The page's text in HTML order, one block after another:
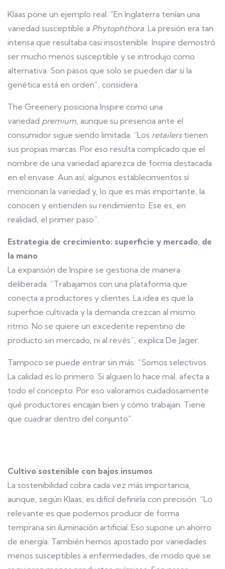
Klaas pone un ejemplo real. “En Inglaterra tenían una
variedad susceptible a Phytophthora. La presión era tan
intensa que resultaba casi insostenible. Inspire demostró
ser mucho menos susceptible y se introdujo como
alternativa. Son pasos que solo se pueden dar si la
genética está en orden”, considera.
The Greenery posiciona Inspire como una
variedad premium, aunque su presencia ante el
consumidor sigue siendo limitada. “Los retailerstienen
sus propias marcas. Por eso resulta complicado que el
nombre de una variedad aparezca de forma destacada
en el envase. Aun así, algunos establecimientos sí
mencionan la variedad y, lo que es más importante, la
conocen y entienden su rendimiento. Ese es, en
realidad, el primer paso”.
Estrategia de crecimiento: superficie y mercado, de
la mano
La expansión de Inspire se gestiona de manera
deliberada. “Trabajamos con una plataforma que
conecta a productores y clientes. La idea es que la
superficie cultivada y la demanda crezcan al mismo
ritmo. No se quiere un excedente repentino de
producto sin mercado, ni al revés”, explica De Jager.
Tampoco se puede entrar sin más. “Somos selectivos.
La calidad es lo primero. Si alguien lo hace mal, afecta a
todo el concepto. Por eso valoramos cuidadosamente
qué productores encajan bien y cómo trabajan. Tiene
que cuadrar dentro del conjunto”.
Cultivo sostenible con bajos insumos
La sostenibilidad cobra cada vez más importancia,
aunque, según Klaas, es difícil definirla con precisión. “Lo
relevante es que podemos producir de forma
temprana sin iluminación artificial. Eso supone un ahorro
de energía. También hemos apostado por variedades
menos susceptibles a enfermedades, de modo que se